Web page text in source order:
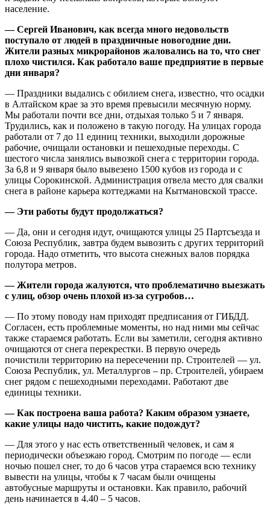
население.
— Сергей Иванович, как всегда много недовольств
поступало от людей в праздничные новогодние дни.
Жители разных микрорайонов жаловались на то, что снег
плохо чистился. Как работало ваше предприятие в первые
дни января?
— Праздники выдались с обилием снега, известно, что осадки
в Алтайском крае за это время превысили месячную норму.
Мы работали почти все дни, отдыхая только 5 и 7 января.
Трудились, как и положено в такую погоду. На улицах города
работали от 7 до 11 единиц техники, выходили дорожные
рабочие, очищали остановки и пешеходные переходы. С
шестого числа занялись вывозкой снега с территории города.
За 6,8 и 9 января было вывезено 1500 кубов из города и с
улицы Сорокинской. Администрация отвела место для свалки
снега в районе карьера коттеджами на Кытмановской трассе.
— Эти работы будут продолжаться?
— Да, они и сегодня идут, очищаются улицы 25 Партсъезда и
Союза Республик, завтра будем вывозить с других территорий
города. Надо отметить, что высота снежных валов порядка
полутора метров.
— Жители города жалуются, что проблематично выезжать
с улиц, обзор очень плохой из-за сугробов…
— По этому поводу нам приходят предписания от ГИБДД.
Согласен, есть проблемные моменты, но над ними мы сейчас
также стараемся работать. Если вы заметили, сегодня активно
очищаются от снега перекрестки. В первую очередь
почистили территорию на пересечении пр. Строителей — ул.
Союза Республик, ул. Металлургов – пр. Строителей, убираем
снег рядом с пешеходными переходами. Работают две
единицы техники.
— Как построена ваша работа? Каким образом узнаете,
какие улицы надо чистить, какие подождут?
— Для этого у нас есть ответственный человек, и сам я
периодически объезжаю город. Смотрим по погоде — если
ночью пошел снег, то до 6 часов утра стараемся всю технику
вывести на улицы, чтобы к 7 часам были очищены
автобусные маршруты и остановки. Как правило, рабочий
день начинается в 4.40 – 5 часов.